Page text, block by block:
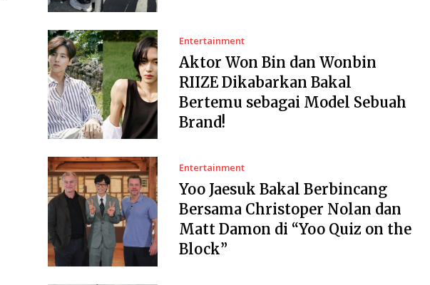
Entertainment
Aktor Won Bin dan Wonbin
RIIZE Dikabarkan Bakal
Bertemu sebagai Model Sebuah
Brand!
Entertainment
Yoo Jaesuk Bakal Berbincang
Bersama Christoper Nolan dan
Matt Damon di “Yoo Quiz on the
Block”